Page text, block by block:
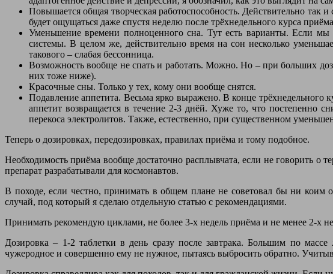
Повышается общая творческая работоспособность. Действительно так
будет ощущаться даже спустя неделю после трёхнедельного курса
Уменьшение времени полноценного сна. Тут есть варианты. Если мы
системы. В целом же, действительно время на сон несколько
такового – слабая бессонница.
Возможность вообще не спать и работать. Можно. Но – при больших
них тоже ниже).
Красочные сны. Только у тех, кому они вообще снятся.
Подавление аппетита. Весьма ярко выражено. В конце трёхнедельного
аппетит возвращается в течение 2-3 днёй. Хуже то, что постепенно
перекоса электролитов. Также, естественно, при существенном
Теперь о дозировках, передозировках, правилах приёма и тому подобное.
Необходимость приёма вообще достаточно расплывчата, если не говорить
препарат разрабатывали для космонавтов.
В походе, если честно, принимать в общем плане не советовал бы ни коим
случай, под который я сделаю отдельную статью с рекомендациями.
Принимать рекомендую циклами, не более 3-х недель приёма и не менее 2-х
Дозировка – 1-2 таблетки в день сразу после завтрака. Большим по
чужеродное и совершенно ему не нужное, пытаясь выбросить обратно.